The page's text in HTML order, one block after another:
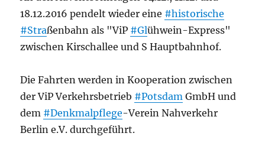
18.12.2016 pendelt wieder eine #historische
#Straßenbahn als "ViP #Glühwein-Express"
zwischen Kirschallee und S Hauptbahnhof.
Die Fahrten werden in Kooperation zwischen
der ViP Verkehrsbetrieb #Potsdam GmbH und
dem #Denkmalpflege-Verein Nahverkehr
Berlin e.V. durchgeführt.